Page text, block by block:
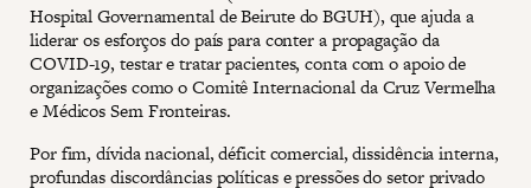
Hospital Governamental de Beirute do BGUH), que ajuda a
liderar os esforços do país para conter a propagação da
COVID-19, testar e tratar pacientes, conta com o apoio de
organizações como o Comitê Internacional da Cruz Vermelha
e Médicos Sem Fronteiras.
Por fim, dívida nacional, déficit comercial, dissidência interna,
profundas discordâncias políticas e pressões do setor privado